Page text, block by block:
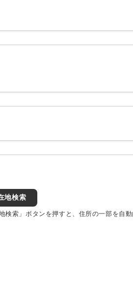
地検索
地検索」ボタンを押すと、住所の一部を自動